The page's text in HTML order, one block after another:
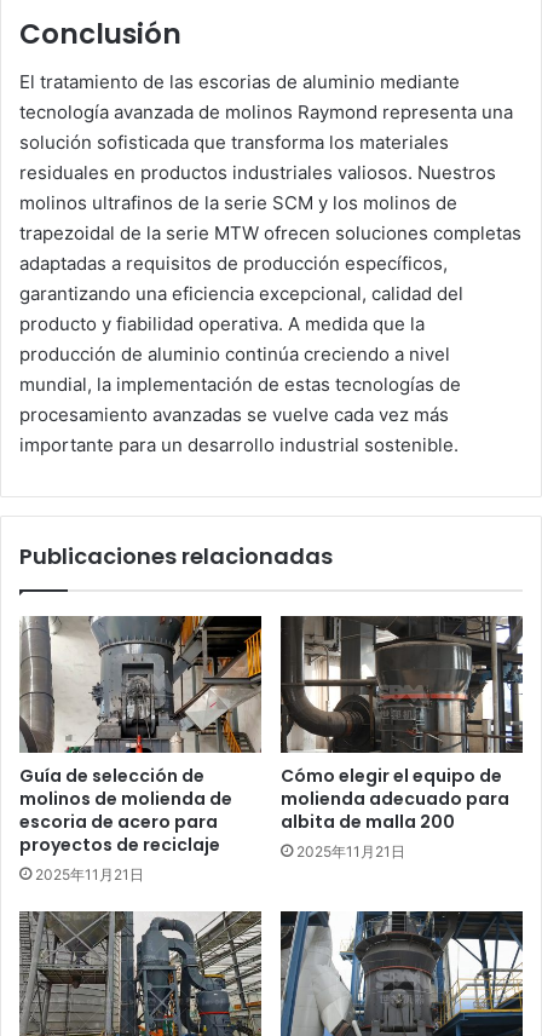
Conclusión
El tratamiento de las escorias de aluminio mediante
tecnología avanzada de molinos Raymond representa una
solución sofisticada que transforma los materiales
residuales en productos industriales valiosos. Nuestros
molinos ultrafinos de la serie SCM y los molinos de
trapezoidal de la serie MTW ofrecen soluciones completas
adaptadas a requisitos de producción específicos,
garantizando una eficiencia excepcional, calidad del
producto y fiabilidad operativa. A medida que la
producción de aluminio continúa creciendo a nivel
mundial, la implementación de estas tecnologías de
procesamiento avanzadas se vuelve cada vez más
importante para un desarrollo industrial sostenible.
Publicaciones relacionadas
Guía de selección de
molinos de molienda de
escoria de acero para
proyectos de reciclaje
2025年11月21日
Cómo elegir el equipo de
molienda adecuado para
albita de malla 200
2025年11月21日